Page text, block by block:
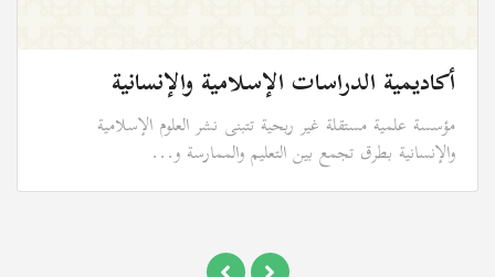
أكاديمية الدراسات الإسلامية والإنسانية
مؤسسة علمية مستقلة غير ربحية تتبنى نشر العلوم الإسلامية
والإنسانية بطرق تجمع بين التعليم والممارسة و...